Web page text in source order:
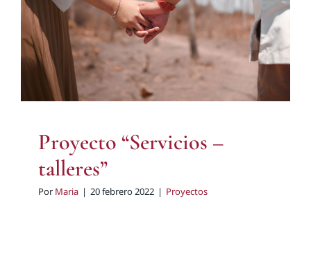
Proyecto “Servicios – talleres”
Proyectos
Proyecto “Servicios –
talleres”
Por Maria | 20 febrero 2022 | Proyectos